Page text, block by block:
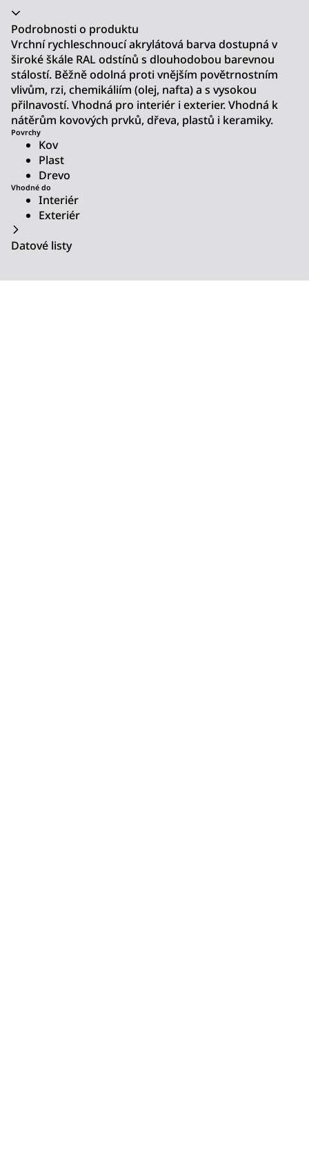
Akordeon se zhroutil
Podrobnosti o produktu
Vrchní rychleschnoucí akrylátová barva dostupná v
široké škále RAL odstínů s dlouhodobou barevnou
stálostí. Běžně odolná proti vnějším povětrnostním
vlivům, rzi, chemikáliím (olej, nafta) a s vysokou
přilnavostí. Vhodná pro interiér i exterier. Vhodná k
nátěrům kovových prvků, dřeva, plastů i keramiky.
Povrchy
Kov
Plast
Drevo
Vhodné do
Interiér
Exteriér
Datové listy